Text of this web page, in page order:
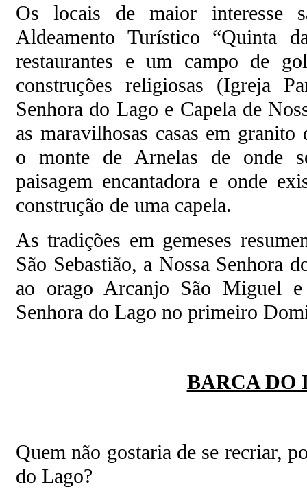
Os locais de maior interesse
Aldeamento Turístico “Quinta
restaurantes e um campo de
construções religiosas (Igreja
Senhora do Lago e Capela de
as maravilhosas casas em
o monte de Arnelas de onde
paisagem encantadora e onde
construção de uma capela.
As tradições em gemeses
São Sebastião, a Nossa Senhora
ao orago Arcanjo São Miguel
Senhora do Lago no primeiro
BARCA DO
Quem não gostaria de se recriar,
do Lago?